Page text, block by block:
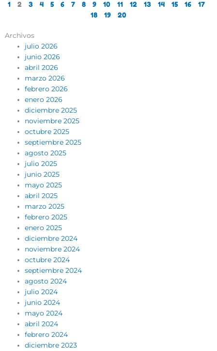
1 2 3 4 5 6 7 8 9 10 11 12 13 14 15 16
17
18
19 20
Archivos
julio 2026
junio 2026
abril 2026
marzo 2026
febrero 2026
enero 2026
diciembre 2025
noviembre 2025
octubre 2025
septiembre 2025
agosto 2025
julio 2025
junio 2025
mayo 2025
abril 2025
marzo 2025
febrero 2025
enero 2025
diciembre 2024
noviembre 2024
octubre 2024
septiembre 2024
agosto 2024
julio 2024
junio 2024
mayo 2024
abril 2024
febrero 2024
diciembre 2023